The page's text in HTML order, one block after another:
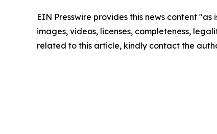
EIN Presswire provides this news content
images, videos, licenses, completeness,
related to this article, kindly contact the